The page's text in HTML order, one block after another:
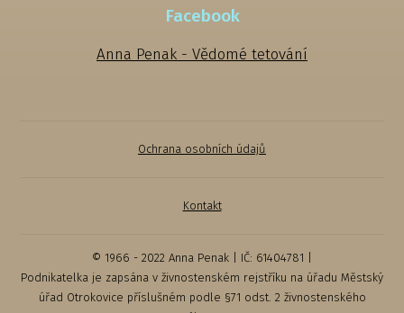
Facebook
Anna Penak - Vědomé tetování
Ochrana osobních údajů
Kontakt
© 1966 - 2022 Anna Penak | IČ: 61404781 |
Podnikatelka je zapsána v živnostenském rejstříku na úřadu Městský
úřad Otrokovice příslušném podle §71 odst. 2 živnostenského